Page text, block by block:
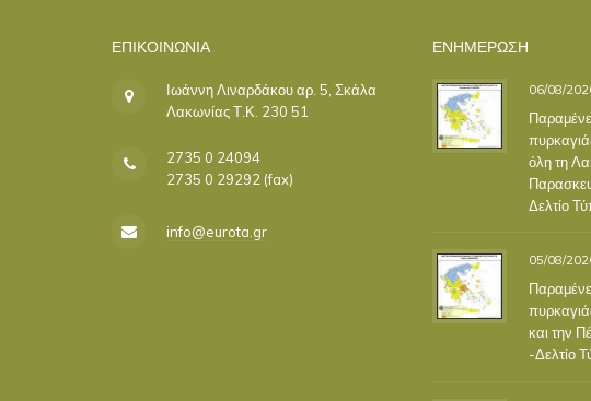
ΕΠΙΚΟΙΝΩΝΊΑ
Ιωάννη Λιναρδάκου αρ. 5, Σκάλα
Λακωνίας Τ.Κ. 230 51
2735 0 24094
2735 0 29292 (fax)
info@eurota.gr
ΕΝΗΜΕΡΩΣΗ
06/08/
όλη τη
Δελτίο
05/08/
και την
-Δελτίο